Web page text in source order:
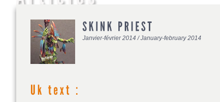
Janvier-février 2014 / January-february 2014